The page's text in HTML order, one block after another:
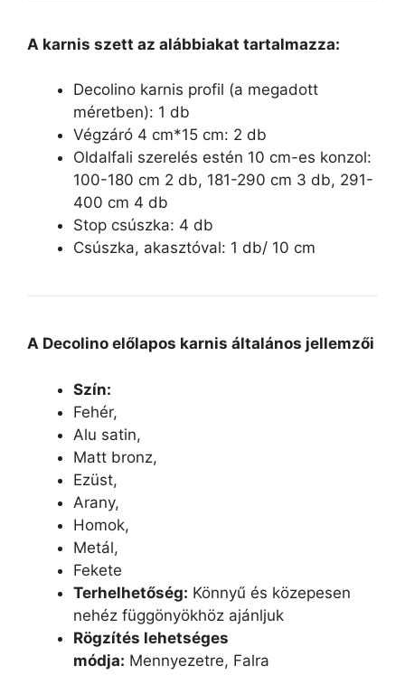
A karnis szett az alábbiakat tartalmazza:
Decolino karnis profil (a megadott
méretben): 1 db
Végzáró 4 cm*15 cm: 2 db
Oldalfali szerelés estén 10 cm-es konzol:
100-180 cm 2 db, 181-290 cm 3 db, 291-
400 cm 4 db
Stop csúszka: 4 db
Csúszka, akasztóval: 1 db/ 10 cm
A Decolino előlapos karnis általános jellemzői
Szín:
Fehér,
Alu satin,
Matt bronz,
Ezüst,
Arany,
Homok,
Metál,
Fekete
Terhelhetőség: Könnyű és közepesen
nehéz függönyökhöz ajánljuk
Rögzítés lehetséges
módja: Mennyezetre, Falra